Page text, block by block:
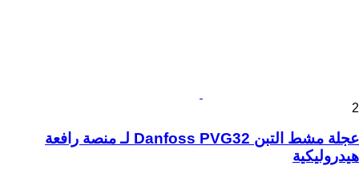
2
عجلة مشط التبن Danfoss PVG32 لـ منصة رافعة
هيدروليكية